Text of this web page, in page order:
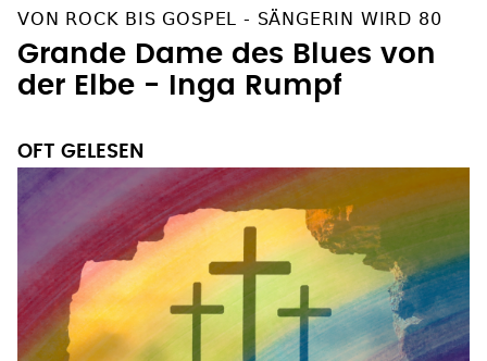
VON ROCK BIS GOSPEL - SÄNGERIN WIRD 80
Grande Dame des Blues von
der Elbe - Inga Rumpf
OFT GELESEN